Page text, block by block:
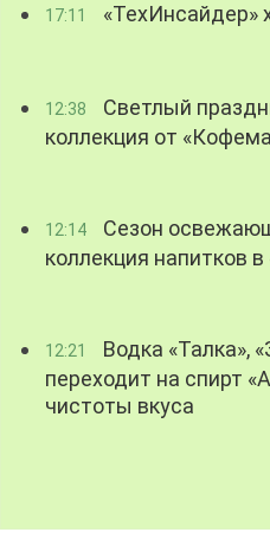
17:11 «ТехИнсайдер»
12:38
Светлый
коллекция от
12:14
Сезон
коллекция напитков
12:21
Водка «Талка»,
переходит на спирт
чистоты вкуса